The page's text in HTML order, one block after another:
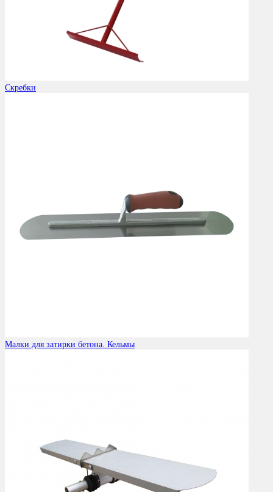
Скребки
Малки для затирки бетона. Кельмы